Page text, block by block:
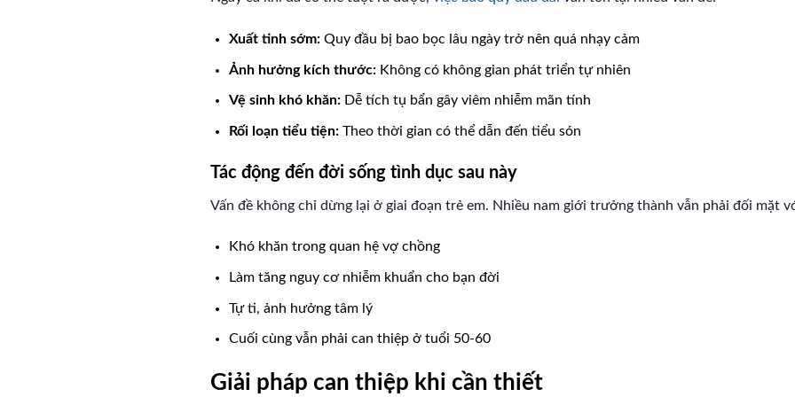
Xuất tinh sớm:Quy đầu bị bao bọc lâu ngày trở nên quá nhạy cảm
Ảnh hưởng kích thước:Không có không gian phát triển tự nhiên
Vệ sinh khó khăn:Dễ tích tụ bẩn gây viêm nhiễm mãn tính
Rối loạn tiểu tiện:Theo thời gian có thể dẫn đến tiểu són
Tác động đến đời sống tình dục sau này
Vấn đề không chỉ dừng lại ở giai đoạn trẻ em. Nhiều nam giới trưởng thành vẫn phải đối mặt
Khó khăn trong quan hệ vợ chồng
Làm tăng nguy cơ nhiễm khuẩn cho bạn đời
Tự ti, ảnh hưởng tâm lý
Cuối cùng vẫn phải can thiệp ở tuổi 50-60
Giải pháp can thiệp khi cần thiết